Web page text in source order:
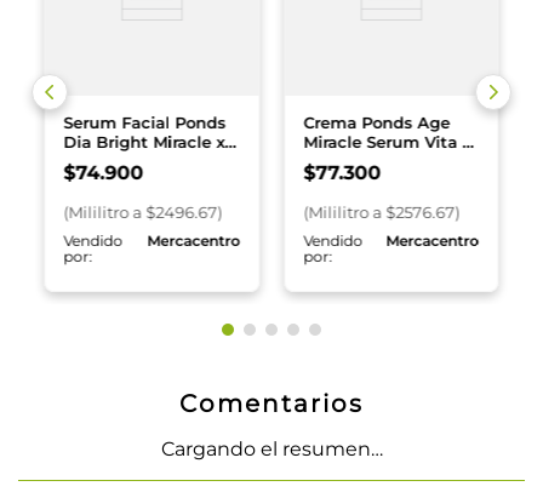
Serum Facial Ponds
Dia Bright Miracle x
30 ml
$74.900
(Mililitroa $2496.67)
Vendido
por:
Mercacentro
Crema Ponds Age
Miracle Serum Vita C
x 30 ml
$77.300
(Mililitroa $2576.67)
Vendido
por:
Mercacentro
Comentarios
Cargando el resumen…